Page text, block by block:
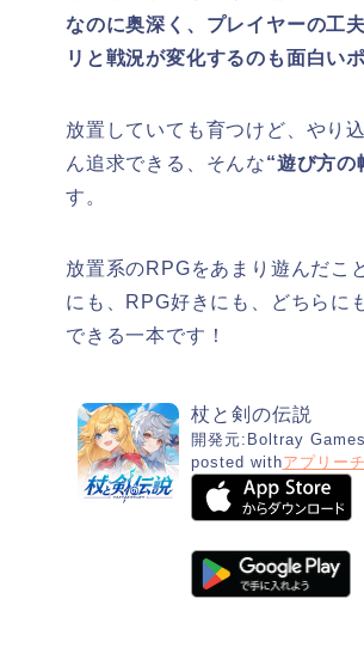
なのに奥深く、プレイヤーの工
リと戦況が変化するのも面白いポ
放置していても育つけど、やり
ん追求できる、そんな“遊び方の
す。
放置系のRPGをあまり遊んだこ
にも、RPG好きにも、どちらに
できる一本です！
杖と剣の伝説
開発元: Boltray Games
posted withアプリーチ